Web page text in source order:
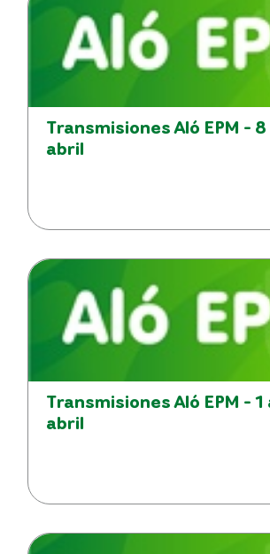
Transmisiones Aló EPM - 8
abril
Transmisiones Aló EPM - 1
abril